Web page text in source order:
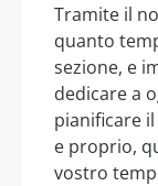
Tramite il
quanto
sezione, e
dedicare a
pianificare
e proprio,
vostro